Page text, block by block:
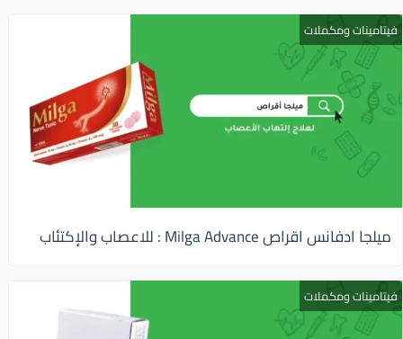
فيتامينات ومكملات
ميلجا ادفانس اقراص Milga Advance : للاعصاب والإكتئاب
فيتامينات ومكملات